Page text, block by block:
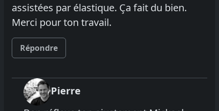
assistées par élastique. Ça fait du bien.
Merci pour ton travail.
Répondre
Pierre